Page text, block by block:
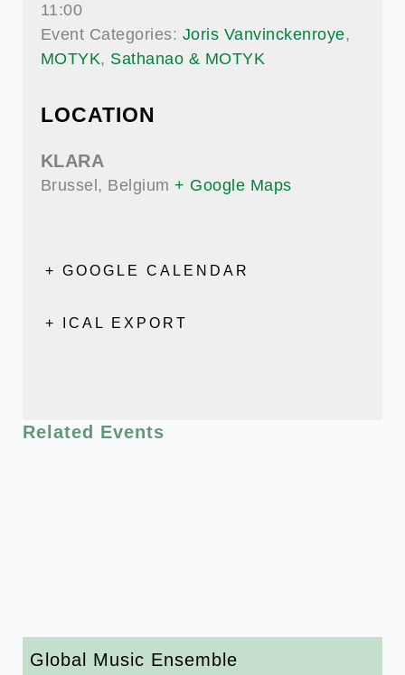
11:00
Event Categories: Joris Vanvinckenroye,
MOTYK, Sathanao & MOTYK
LOCATION
KLARA
Brussel , Belgium + Google Maps
+ GOOGLE CALENDAR
+ ICAL EXPORT
Related Events
Global Music Ensemble